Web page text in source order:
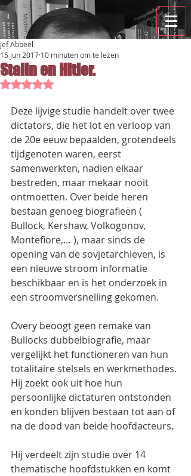
Stalin en Hitler.
Jef Abbeel
15 jun 2017 10 minuten om te lezen
Beoordeeld met NaN uit 5 sterren.
Deze lijvige studie handelt over twee
dictators, die het lot en verloop van
de 20e eeuw bepaalden, grotendeels
tijdgenoten waren, eerst
samenwerkten, nadien elkaar
bestreden, maar mekaar nooit
ontmoetten. Over beide heren
bestaan genoeg biografieën (
Bullock, Kershaw, Volkogonov,
Montefiore,… ), maar sinds de
opening van de sovjetarchieven, is
een nieuwe stroom informatie
beschikbaar en is het onderzoek in
een stroomversnelling gekomen.
Overy beoogt geen remake van
Bullocks dubbelbiografie, maar
vergelijkt het functioneren van hun
totalitaire stelsels en werkmethodes.
Hij zoekt ook uit hoe hun
persoonlijke dictaturen ontstonden
en konden blijven bestaan tot aan of
na de dood van beide hoofdacteurs.
Hij verdeelt zijn studie over 14
thematische hoofdstukken en komt